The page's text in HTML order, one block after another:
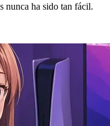
nunca ha sido tan fácil.